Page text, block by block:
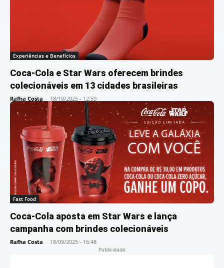
Experiências e Benefícios
Coca-Cola e Star Wars oferecem brindes
colecionáveis em 13 cidades brasileiras
Rafha Costa - 18/10/2025 - 12:59
Fast Food
Coca-Cola aposta em Star Wars e lança
campanha com brindes colecionáveis
Rafha Costa - 18/09/2025 - 16:48
Publicidade